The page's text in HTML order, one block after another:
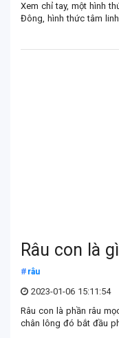
Xem chỉ tay, một hình
Đông, hình thức tâm
Râu con là
râu
2023-01-06 15:11:54
Râu con là phần râu
chân lông đó bắt đầu